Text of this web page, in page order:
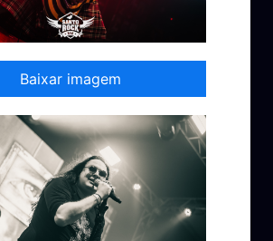
Baixar imagem